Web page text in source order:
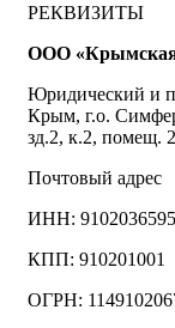
РЕКВИЗИТЫ
ООО «Крымская
Юридический и
Крым, г.о.
зд.2, к.2, помещ.
Почтовый адрес
ИНН: 9102036595
КПП: 910201001
ОГРН: